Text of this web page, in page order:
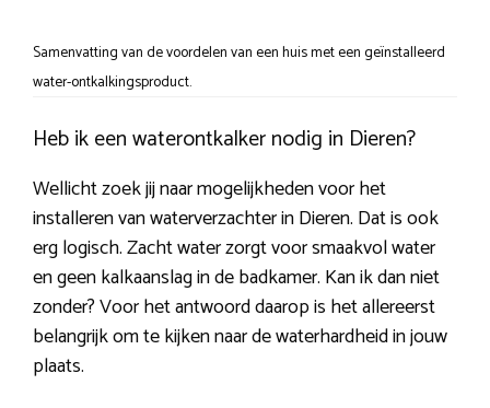
Samenvatting van de voordelen van een huis met een geïnstalleerd
water-ontkalkingsproduct.
Heb ik een waterontkalker nodig in Dieren?
Wellicht zoek jij naar mogelijkheden voor het
installeren van waterverzachter in Dieren. Dat is ook
erg logisch. Zacht water zorgt voor smaakvol water
en geen kalkaanslag in de badkamer. Kan ik dan niet
zonder? Voor het antwoord daarop is het allereerst
belangrijk om te kijken naar de waterhardheid in jouw
plaats.